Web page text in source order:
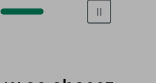
maklerski online
konto IKE/IKZE
Świat bez swap i prowizji